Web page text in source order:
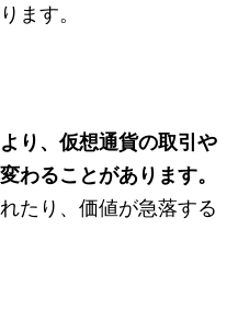
ます。
り、仮想通貨の取引や
わることがあります。
たり、価値が急落する